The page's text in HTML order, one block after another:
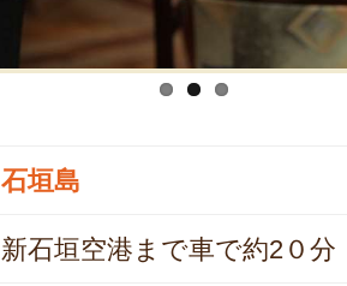
石垣島
新石垣空港まで車で約2０分